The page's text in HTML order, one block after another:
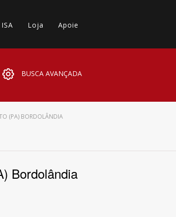
Loja Apoie
BUSCA AVANÇADA
(PA) BORDOLÂNDIA
Bordolândia